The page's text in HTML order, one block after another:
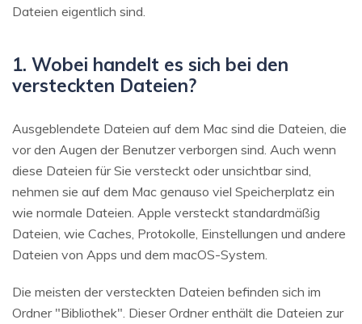
Dateien eigentlich sind.
1. Wobei handelt es sich bei den
versteckten Dateien?
Ausgeblendete Dateien auf dem Mac sind die Dateien, die
vor den Augen der Benutzer verborgen sind. Auch wenn
diese Dateien für Sie versteckt oder unsichtbar sind,
nehmen sie auf dem Mac genauso viel Speicherplatz ein
wie normale Dateien. Apple versteckt standardmäßig
Dateien, wie Caches, Protokolle, Einstellungen und andere
Dateien von Apps und dem macOS-System.
Die meisten der versteckten Dateien befinden sich im
Ordner "Bibliothek". Dieser Ordner enthält die Dateien zur